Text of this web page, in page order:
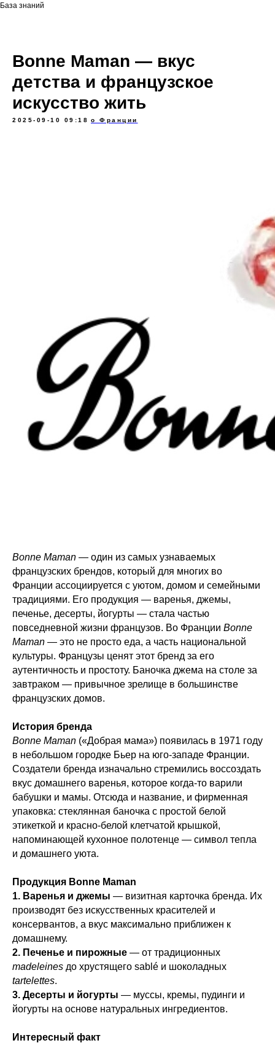
База знаний
Bonne Maman — вкус
детства и французское
искусство жить
2025-09-10 09:18 о Франции
Bonne Maman — один из самых узнаваемых
французских брендов, который для многих во
Франции ассоциируется с уютом, домом и семейными
традициями. Его продукция — варенья, джемы,
печенье, десерты, йогурты — стала частью
повседневной жизни французов. Во Франции Bonne
Maman — это не просто еда, а часть национальной
культуры. Французы ценят этот бренд за его
аутентичность и простоту. Баночка джема на столе за
завтраком — привычное зрелище в большинстве
французских домов.
История бренда
Bonne Maman («Добрая мама») появилась в 1971 году
в небольшом городке Бьер на юго-западе Франции.
Создатели бренда изначально стремились воссоздать
вкус домашнего варенья, которое когда-то варили
бабушки и мамы. Отсюда и название, и фирменная
упаковка: стеклянная баночка с простой белой
этикеткой и красно-белой клетчатой крышкой,
напоминающей кухонное полотенце — символ тепла
и домашнего уюта.
Продукция Bonne Maman
1. Варенья и джемы — визитная карточка бренда. Их
производят без искусственных красителей и
консервантов, а вкус максимально приближен к
домашнему.
2. Печенье и пирожные — от традиционных
madeleines до хрустящего sablé и шоколадных
tartelettes.
3. Десерты и йогурты — муссы, кремы, пудинги и
йогурты на основе натуральных ингредиентов.
Интересный факт